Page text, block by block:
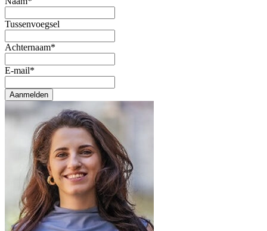
Tussenvoegsel
Achternaam*
E-mail*
Aanmelden